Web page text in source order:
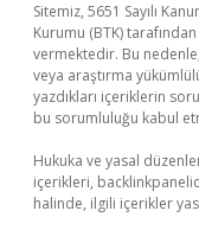
Sitemiz, 5651 Sayılı
Kurumu (BTK)
vermektedir. Bu
veya araştırma
yazdıkları içeriklerin
bu sorumluluğu kabul
Hukuka ve yasal
içerikleri,
halinde, ilgili içerikler